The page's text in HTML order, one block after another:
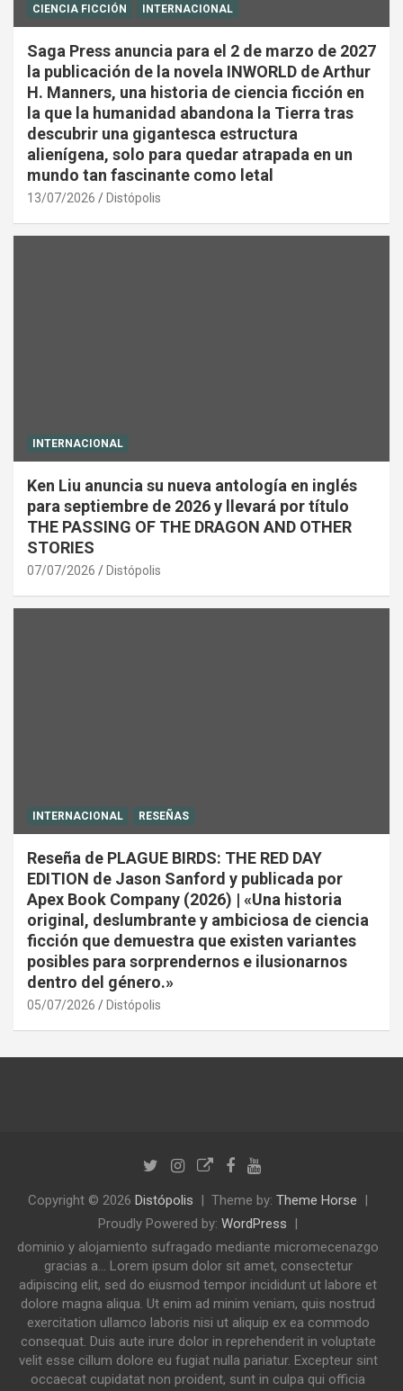
CIENCIA FICCIÓN INTERNACIONAL
Saga Press anuncia para el 2 de marzo de 2027
la publicación de la novela INWORLD de Arthur
H. Manners, una historia de ciencia ficción en
la que la humanidad abandona la Tierra tras
descubrir una gigantesca estructura
alienígena, solo para quedar atrapada en un
mundo tan fascinante como letal
13/07/2026 Distópolis
INTERNACIONAL
Ken Liu anuncia su nueva antología en inglés
para septiembre de 2026 y llevará por título
THE PASSING OF THE DRAGON AND OTHER
STORIES
07/07/2026 Distópolis
INTERNACIONAL RESEÑAS
Reseña de PLAGUE BIRDS: THE RED DAY
EDITION de Jason Sanford y publicada por
Apex Book Company (2026) | «Una historia
original, deslumbrante y ambiciosa de ciencia
ficción que demuestra que existen variantes
posibles para sorprendernos e ilusionarnos
dentro del género.»
05/07/2026 Distópolis
Copyright © 2026 Distópolis Theme by: Theme Horse
Proudly Powered by: WordPress
dominio y alojamiento sufragado mediante micromecenazgo
gracias a... Lorem ipsum dolor sit amet, consectetur
adipiscing elit, sed do eiusmod tempor incididunt ut labore et
dolore magna aliqua. Ut enim ad minim veniam, quis nostrud
exercitation ullamco laboris nisi ut aliquip ex ea commodo
consequat. Duis aute irure dolor in reprehenderit in voluptate
velit esse cillum dolore eu fugiat nulla pariatur. Excepteur sint
occaecat cupidatat non proident, sunt in culpa qui officia